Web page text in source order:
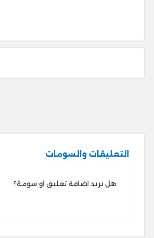
التعليقات والسومات
هل تريد اضافة تعليق او سومة؟